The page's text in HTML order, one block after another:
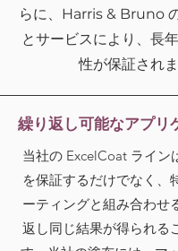
らに、Harris & Bruno
とサービスにより、長
性が保証されま
繰り返し可能なアプリ
当社の ExcelCoat ライン
を保証するだけでなく、
ーティングと組み合わせ
返し同じ結果が得られる